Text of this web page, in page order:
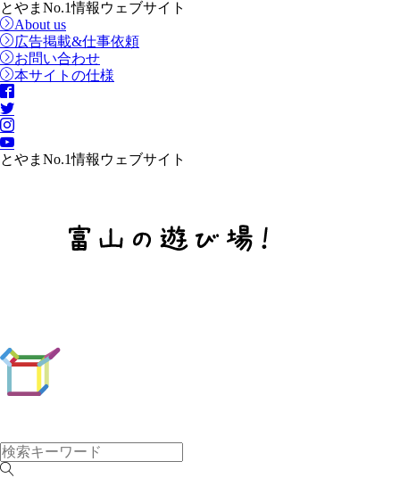
とやまNo.1情報ウェブサイト
About us
広告掲載&仕事依頼
お問い合わせ
本サイトの仕様
とやまNo.1情報ウェブサイト